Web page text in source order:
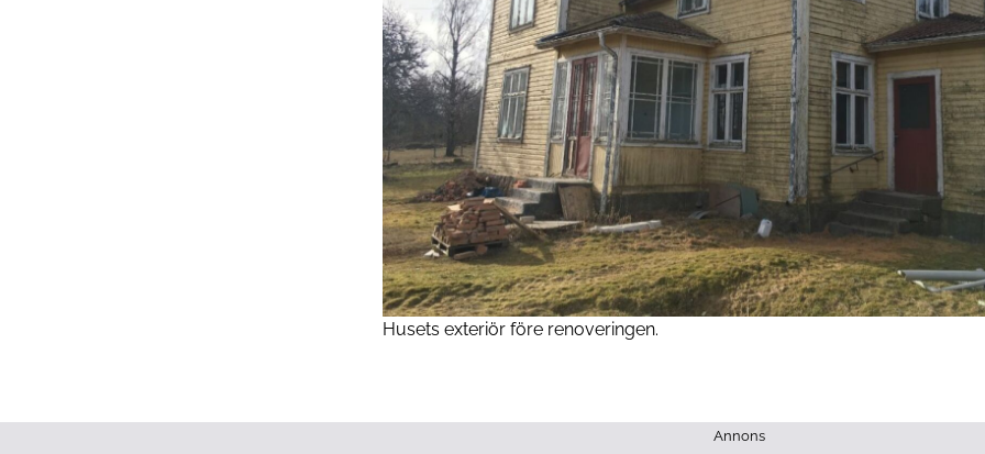
Husets exteriör före renoveringen.
Annons